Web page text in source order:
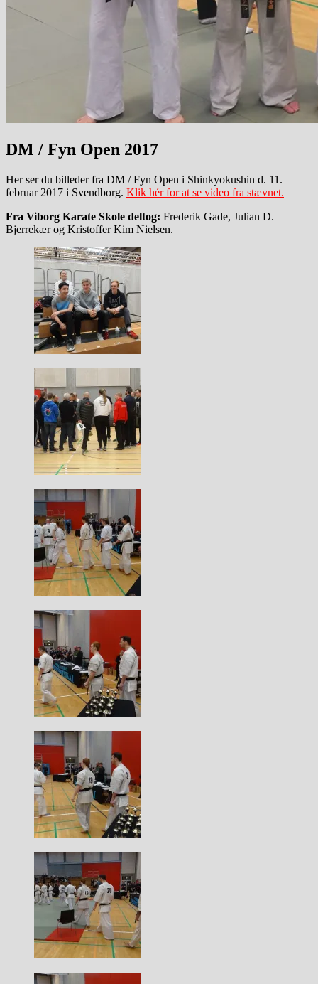
DM / Fyn Open 2017
Her ser du billeder fra DM / Fyn Open i Shinkyokushin d. 11.
februar 2017 i Svendborg. Klik hér for at se video fra stævnet.
Fra Viborg Karate Skole deltog: Frederik Gade, Julian D.
Bjerrekær og Kristoffer Kim Nielsen.